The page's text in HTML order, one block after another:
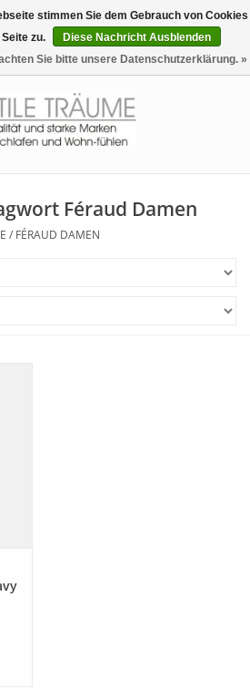
0 Artikel - €0,00
Féraud Damen
/ FÉRAUD DAMEN
stimmen Sie dem Gebrauch von Cookies
zu.
Diese Nachricht Ausblenden
Sie bitte unsere Datenschutzerklärung. »